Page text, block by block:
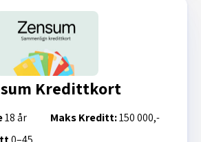
Kredittkort
18 år Maks Kreditt:150 000,-